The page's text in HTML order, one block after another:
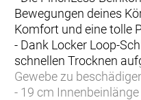
Bewegungen deines
Komfort und eine tolle
- Dank Locker Loop-
schnellen Trocknen
Gewebe zu
- 19 cm Innenbeinlänge